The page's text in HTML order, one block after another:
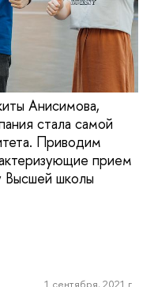
Анисимова,
стала самой
Приводим
прием
Высшей школы
1 сентября, 2021 г.